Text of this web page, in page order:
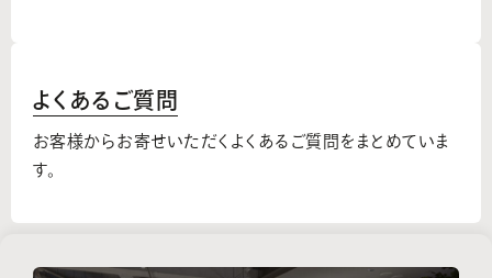
よくあるご質問
お客様からお寄せいただくよくあるご質問をまとめていま
す。